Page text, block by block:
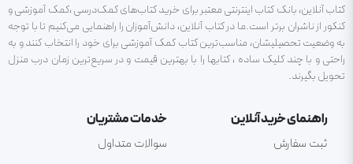
کتاب آنلاین، بانک کتاب اینترنتی معتبر برای خرید کتاب‌های کمک‌درسی ،کمک آموزشی و
کنکور از ناشران برتر است.ما در کتاب آنلاین، دانش‌آموزان را راهنمایی می‌کنیم تا با توجه
به وضعیت تحصیلیشان، مناسب‌ترین کتاب کمک آموزشی برای خود را انتخاب کنند و به
راحتی و با چند کلیک ساده ، کتابها را با بهترین قیمت و در سریع‌ترین زمان درب منزل
تحویل بگیرند.
راهنمای خرید آنلاین
ثبت سفارش
خدمات مشتریان
سوالات متداول